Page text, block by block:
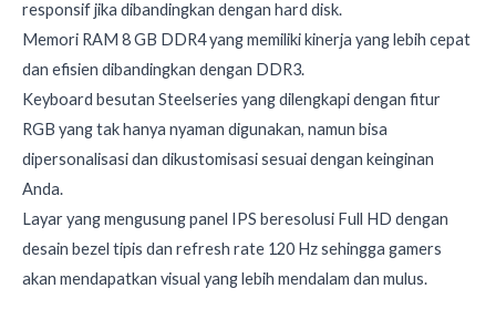
responsif jika dibandingkan dengan hard disk.
Memori RAM 8 GB DDR4 yang memiliki kinerja yang lebih cepat
dan efisien dibandingkan dengan DDR3.
Keyboard besutan Steelseries yang dilengkapi dengan fitur
RGB yang tak hanya nyaman digunakan, namun bisa
dipersonalisasi dan dikustomisasi sesuai dengan keinginan
Anda.
Layar yang mengusung panel IPS beresolusi Full HD dengan
desain bezel tipis dan refresh rate 120 Hz sehingga gamers
akan mendapatkan visual yang lebih mendalam dan mulus.